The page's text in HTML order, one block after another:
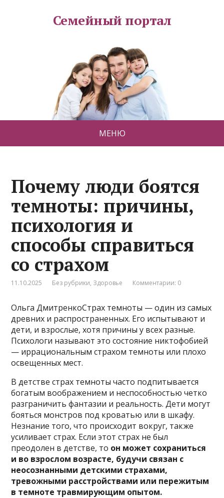
Семейный портал
МЕНЮ
Почему люди боятся
темноты: причины,
психология и
способы справиться
со страхом
11.10.2025 Без рубрики, Здоровье Комментарии: 0
Ольга ДмитренкоСтрах темноты — один из самых
древних и распространенных. Его испытывают и
дети, и взрослые, хотя причины у всех разные.
Психологи называют это состояние никтофобией
— иррациональным страхом темноты или плохо
освещенных мест.
В детстве страх темноты часто подпитывается
богатым воображением и неспособностью четко
разграничить фантазии и реальность. Дети могут
бояться монстров под кроватью или в шкафу.
Незнание того, что происходит вокруг, также
усиливает страх. Если этот страх не был
преодолен в детстве, то он может сохраниться
и во взрослом возрасте, будучи связан с
неосознанными детскими страхами,
тревожными расстройствами или пережитым
в темноте травмирующим опытом.